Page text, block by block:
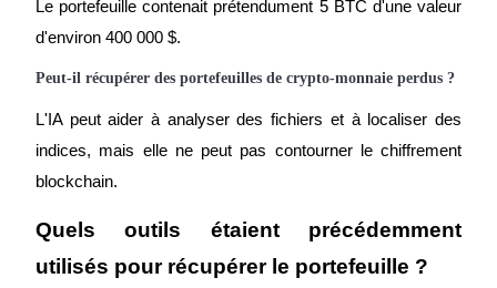
Le portefeuille contenait prétendument 5 BTC d'une valeur
d'environ 400 000 $.
Peut-il récupérer des portefeuilles de crypto-monnaie perdus ?
L'IA peut aider à analyser des fichiers et à localiser des
indices, mais elle ne peut pas contourner le chiffrement
blockchain.
Quels outils étaient précédemment
utilisés pour récupérer le portefeuille ?